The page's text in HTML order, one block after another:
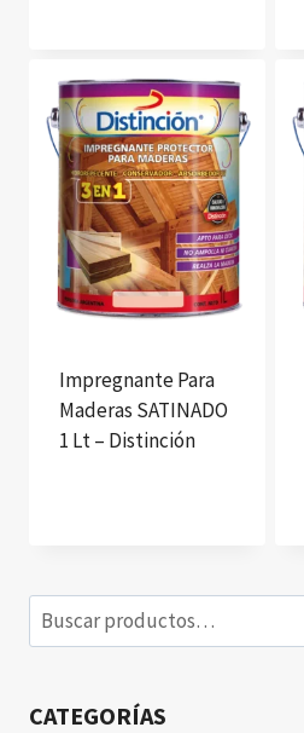
Impregnante Para
Maderas SATINADO
1 Lt – Distinción
Buscar
por:
CATEGORÍAS